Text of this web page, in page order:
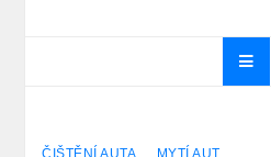
ČIŠTĚNÍ AUTA MYTÍ AUT